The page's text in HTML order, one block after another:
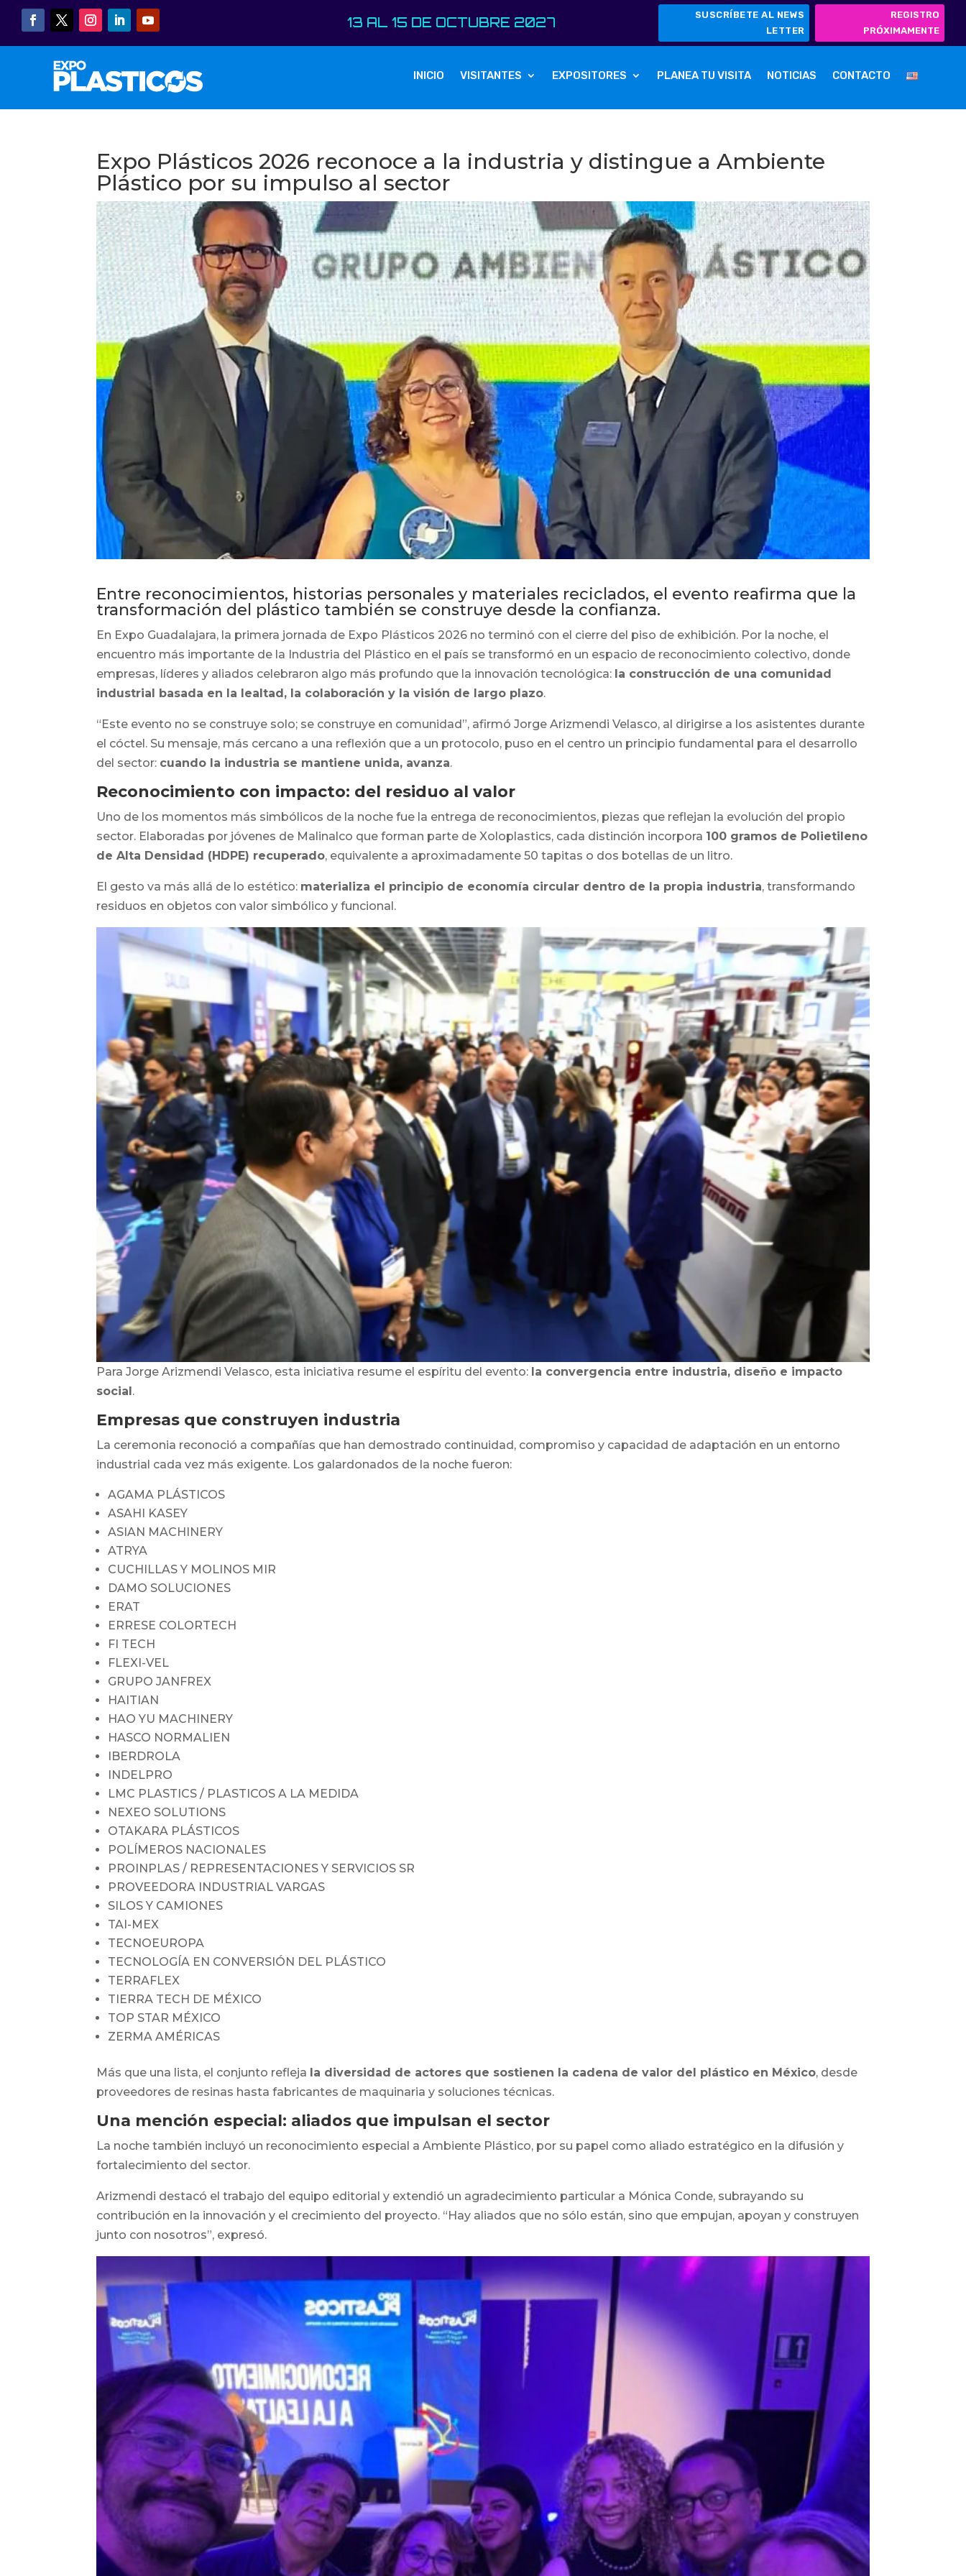
13 AL 15 DE OCTUBRE 2027
SUSCRÍBETE AL NEWS
LETTER
REGISTRO
PRÓXIMAMENTE
INICIO VISITANTES EXPOSITORES PLANEA TU VISITA NOTICIAS CONTACTO
Expo Plásticos 2026 reconoce a la industria y distingue a Ambiente
Plástico por su impulso al sector
Entre reconocimientos, historias personales y materiales reciclados, el evento reafirma que la
transformación del plástico también se construye desde la confianza.
En Expo Guadalajara, la primera jornada de Expo Plásticos 2026 no terminó con el cierre del piso de exhibición. Por la noche, el
encuentro más importante de la Industria del Plástico en el país se transformó en un espacio de reconocimiento colectivo, donde
empresas, líderes y aliados celebraron algo más profundo que la innovación tecnológica: la construcción de una comunidad
industrial basada en la lealtad, la colaboración y la visión de largo plazo.
“Este evento no se construye solo; se construye en comunidad”, afirmó Jorge Arizmendi Velasco, al dirigirse a los asistentes durante
el cóctel. Su mensaje, más cercano a una reflexión que a un protocolo, puso en el centro un principio fundamental para el desarrollo
del sector: cuando la industria se mantiene unida, avanza.
Reconocimiento con impacto: del residuo al valor
Uno de los momentos más simbólicos de la noche fue la entrega de reconocimientos, piezas que reflejan la evolución del propio
sector. Elaboradas por jóvenes de Malinalco que forman parte de Xoloplastics, cada distinción incorpora 100 gramos de Polietileno
de Alta Densidad (HDPE) recuperado, equivalente a aproximadamente 50 tapitas o dos botellas de un litro.
El gesto va más allá de lo estético: materializa el principio de economía circular dentro de la propia industria, transformando
residuos en objetos con valor simbólico y funcional.
Para Jorge Arizmendi Velasco, esta iniciativa resume el espíritu del evento: la convergencia entre industria, diseño e impacto
social .
Empresas que construyen industria
La ceremonia reconoció a compañías que han demostrado continuidad, compromiso y capacidad de adaptación en un entorno
industrial cada vez más exigente. Los galardonados de la noche fueron:
AGAMA PLÁSTICOS
ASAHI KASEY
ASIAN MACHINERY
ATRYA
CUCHILLAS Y MOLINOS MIR
DAMO SOLUCIONES
ERAT
ERRESE COLORTECH
FI TECH
FLEXI-VEL
GRUPO JANFREX
HAITIAN
HAO YU MACHINERY
HASCO NORMALIEN
IBERDROLA
INDELPRO
LMC PLASTICS / PLASTICOS A LA MEDIDA
NEXEO SOLUTIONS
OTAKARA PLÁSTICOS
POLÍMEROS NACIONALES
PROINPLAS / REPRESENTACIONES Y SERVICIOS SR
PROVEEDORA INDUSTRIAL VARGAS
SILOS Y CAMIONES
TAI-MEX
TECNOEUROPA
TECNOLOGÍA EN CONVERSIÓN DEL PLÁSTICO
TERRAFLEX
TIERRA TECH DE MÉXICO
TOP STAR MÉXICO
ZERMA AMÉRICAS
Más que una lista, el conjunto refleja la diversidad de actores que sostienen la cadena de valor del plástico en México, desde
proveedores de resinas hasta fabricantes de maquinaria y soluciones técnicas.
Una mención especial: aliados que impulsan el sector
La noche también incluyó un reconocimiento especial a Ambiente Plástico, por su papel como aliado estratégico en la difusión y
fortalecimiento del sector.
Arizmendi destacó el trabajo del equipo editorial y extendió un agradecimiento particular a Mónica Conde, subrayando su
contribución en la innovación y el crecimiento del proyecto. “Hay aliados que no sólo están, sino que empujan, apoyan y construyen
junto con nosotros”, expresó.